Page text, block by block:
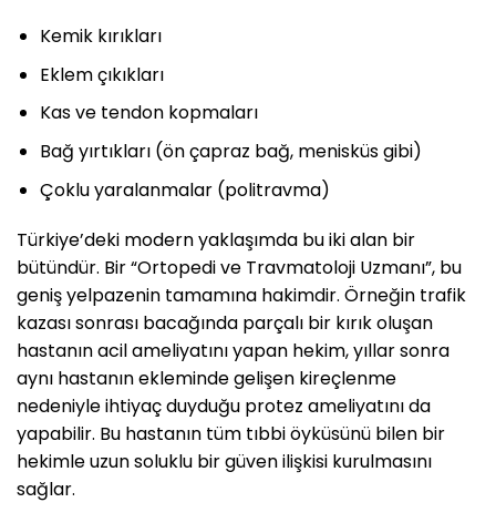
Kemik kırıkları
Eklem çıkıkları
Kas ve tendon kopmaları
Bağ yırtıkları (ön çapraz bağ, menisküs gibi)
Çoklu yaralanmalar (politravma)
Türkiye’deki modern yaklaşımda bu iki alan bir
bütündür. Bir “Ortopedi ve Travmatoloji Uzmanı”, bu
geniş yelpazenin tamamına hakimdir. Örneğin trafik
kazası sonrası bacağında parçalı bir kırık oluşan
hastanın acil ameliyatını yapan hekim, yıllar sonra
aynı hastanın ekleminde gelişen kireçlenme
nedeniyle ihtiyaç duyduğu protez ameliyatını da
yapabilir. Bu hastanın tüm tıbbi öyküsünü bilen bir
hekimle uzun soluklu bir güven ilişkisi kurulmasını
sağlar.